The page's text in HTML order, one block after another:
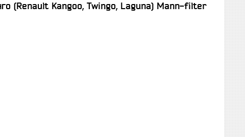
(Renault Kangoo, Twingo, Laguna) Mann-filter